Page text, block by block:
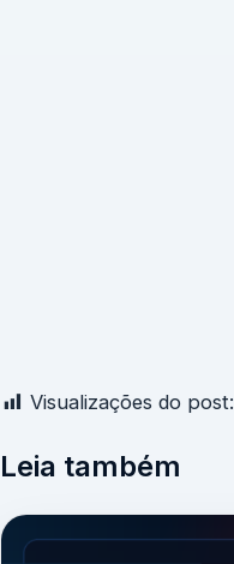
Visualizações do post:
Leia também